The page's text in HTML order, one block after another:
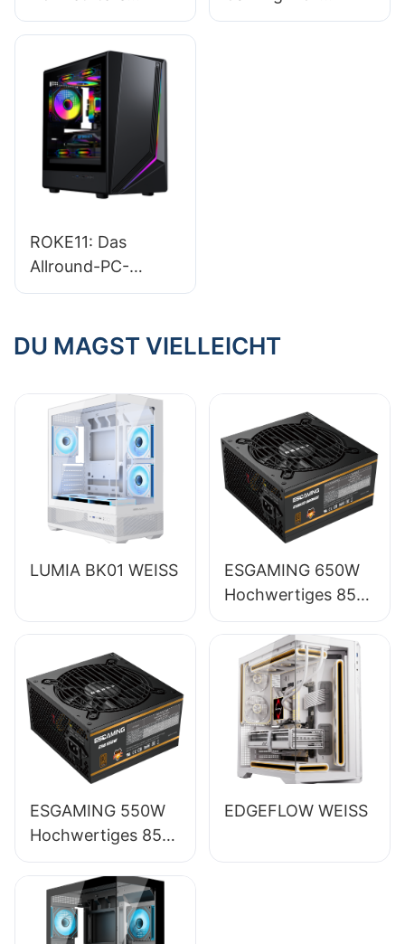
Auswirkungen auf
Gehäuse: Sparen
ROKE11: Das
Allround-PC-
Gehäuse mit
Design mit
DU MAGST VIELLEICHT
LUMIA BK01 WEISS
ESGAMING 650W
Hochwertiges 85%
Wirkungsgrad
Vollmodul 80+
Bronze Desktop-
PC-Netzteil
ESB650W
ESGAMING 550W
Hochwertiges 85%
Wirkungsgrad 80+
Bronze Desktop-
PC-Netzteil
ESB550W
EDGEFLOW WEISS